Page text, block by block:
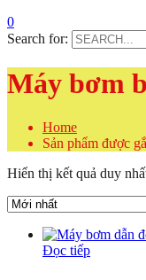
0
Search for:
Máy bơm
Home
Sản phẩm được
Hiển thị kết quả duy
Đọc tiếp